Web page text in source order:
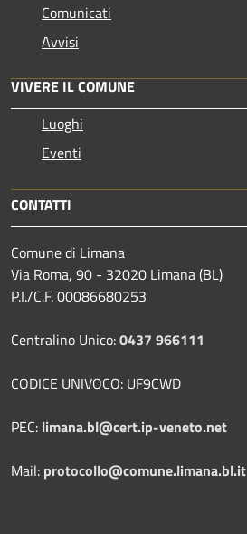
Comunicati
Avvisi
VIVERE IL COMUNE
Luoghi
Eventi
CONTATTI
Comune di Limana
Via Roma, 90 - 32020 Limana (BL)
P.I./C.F. 00086680253
Centralino Unico:0437 966111
CODICE UNIVOCO: UF9CWD
PEC: limana.bl@cert.ip-veneto.net
Mail: protocollo@comune.limana.bl.it